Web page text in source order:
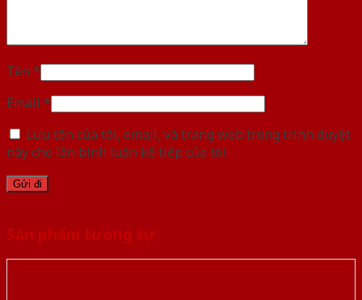
Tên *
Email *
Lưu tên của tôi, email, và trang web trong trình duyệt
này cho lần bình luận kế tiếp của tôi.
Sản phẩm tương tự